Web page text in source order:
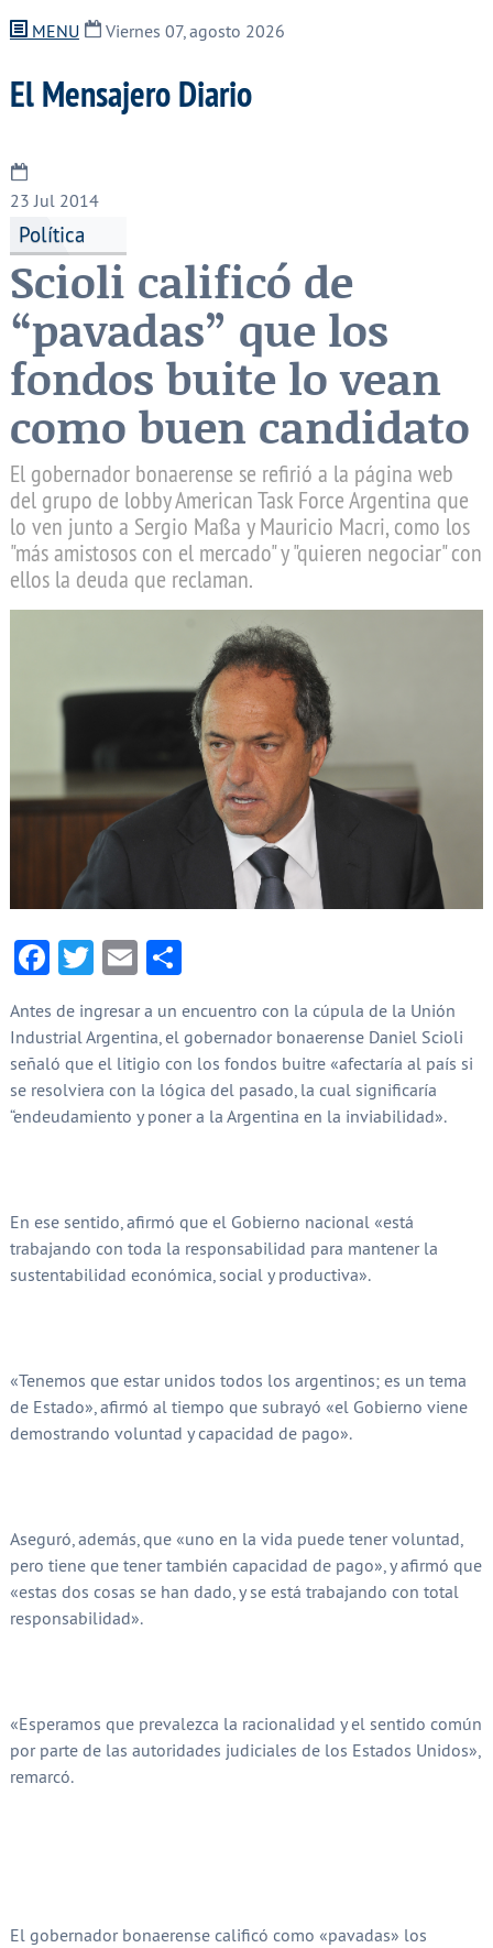
MENU Viernes 07, agosto 2026
El Mensajero Diario
23 Jul 2014
Política
Scioli calificó de
“pavadas” que los
fondos buite lo vean
como buen candidato
El gobernador bonaerense se refirió a la página web
del grupo de lobby American Task Force Argentina que
lo ven junto a Sergio Massa y Mauricio Macri, como los
"más amistosos con el mercado" y "quieren negociar" con
ellos la deuda que reclaman.
Facebook
Twitter
EmailCompartir
Antes de ingresar a un encuentro con la cúpula de la Unión
Industrial Argentina, el gobernador bonaerense Daniel Scioli
señaló que el litigio con los fondos buitre «afectaría al país si
se resolviera con la lógica del pasado, la cual significaría
“endeudamiento y poner a la Argentina en la inviabilidad».
En ese sentido, afirmó que el Gobierno nacional «está
trabajando con toda la responsabilidad para mantener la
sustentabilidad económica, social y productiva».
«Tenemos que estar unidos todos los argentinos; es un tema
de Estado», afirmó al tiempo que subrayó «el Gobierno viene
demostrando voluntad y capacidad de pago».
Aseguró, además, que «uno en la vida puede tener voluntad,
pero tiene que tener también capacidad de pago», y afirmó que
«estas dos cosas se han dado, y se está trabajando con total
responsabilidad».
«Esperamos que prevalezca la racionalidad y el sentido común
por parte de las autoridades judiciales de los Estados Unidos»,
remarcó.
El gobernador bonaerense calificó como «pavadas» los